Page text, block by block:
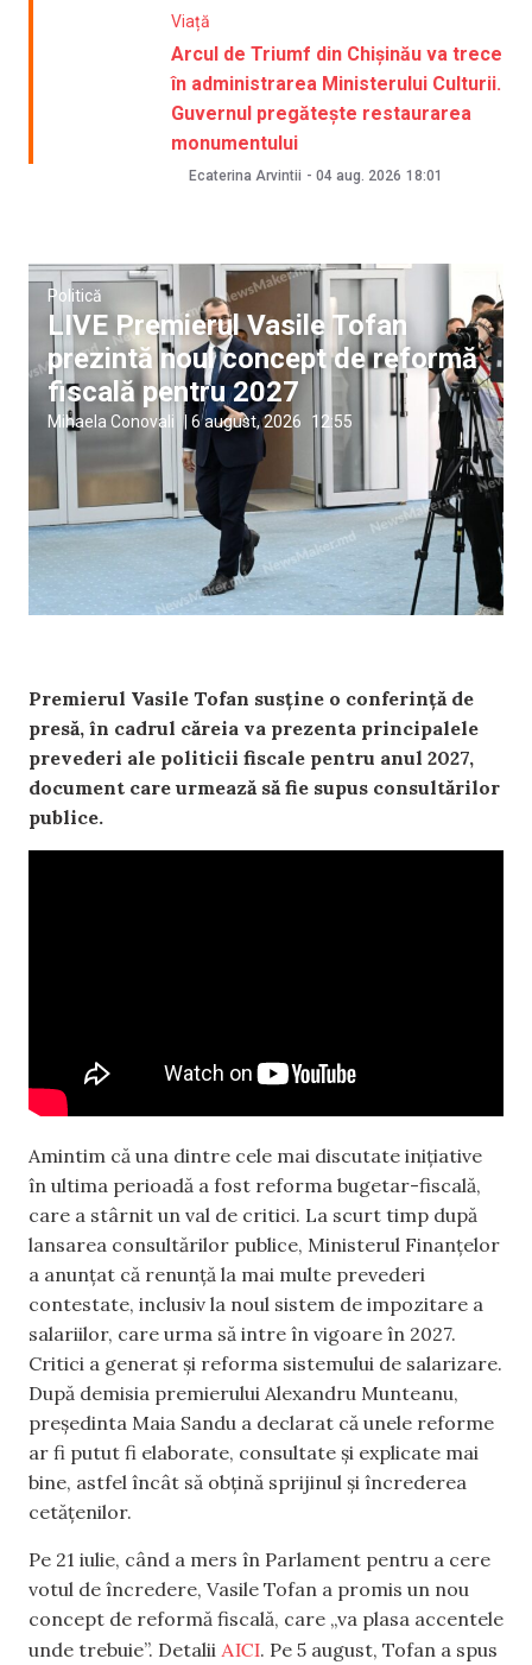
Viață
Arcul de Triumf din Chișinău va trece
în administrarea Ministerului Culturii.
Guvernul pregătește restaurarea
monumentului
Ecaterina Arvintii - 04 aug. 2026 18:01
Politică
LIVE Premierul Vasile Tofan
prezintă noul concept de reformă
fiscală pentru 2027
Mihaela Conovali | 6 august, 2026 12:55
Premierul Vasile Tofan susține o conferință de
presă, în cadrul căreia va prezenta principalele
prevederi ale politicii fiscale pentru anul 2027,
document care urmează să fie supus consultărilor
publice.
Amintim că una dintre cele mai discutate inițiative
în ultima perioadă a fost reforma bugetar-fiscală,
care a stârnit un val de critici. La scurt timp după
lansarea consultărilor publice, Ministerul Finanțelor
a anunțat că renunță la mai multe prevederi
contestate, inclusiv la noul sistem de impozitare a
salariilor, care urma să intre în vigoare în 2027.
Critici a generat și reforma sistemului de salarizare.
După demisia premierului Alexandru Munteanu,
președinta Maia Sandu a declarat că unele reforme
ar fi putut fi elaborate, consultate și explicate mai
bine, astfel încât să obțină sprijinul și încrederea
cetățenilor.
Pe 21 iulie, când a mers în Parlament pentru a cere
votul de încredere, Vasile Tofan a promis un nou
concept de reformă fiscală, care „va plasa accentele
unde trebuie”. Detalii AICI. Pe 5 august, Tofan a spus